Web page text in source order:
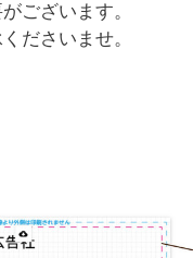
ございます。
ださいませ。